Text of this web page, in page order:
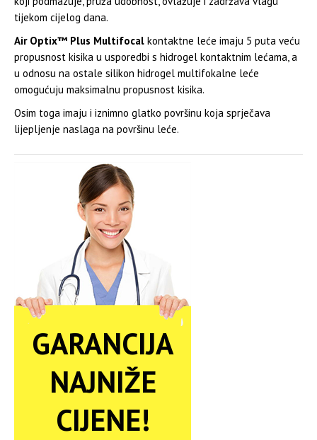
tijekom cijelog dana.
Air Optix™ Plus Multifocal kontaktne leće imaju 5 puta veću
propusnost kisika u usporedbi s hidrogel kontaktnim lećama, a
u odnosu na ostale silikon hidrogel multifokalne leće
omogućuju maksimalnu propusnost kisika.
Osim toga imaju i iznimno glatko površinu koja sprječava
lijepljenje naslaga na površinu leće.
GARANCIJA
NAJNIŽE
CIJENE!